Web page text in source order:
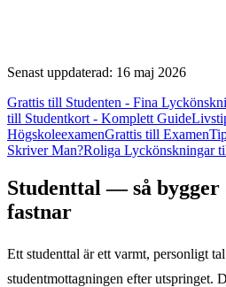
Senast uppdaterad: 16 maj 2026
Grattis till Studenten - Fina
till Studentkort - Komplett Guide
HögskoleexamenGrattis till Examen
Skriver Man?Roliga Lyckönskningar
Studenttal — så bygger
fastnar
Ett studenttal är ett varmt, personligt
studentmottagningen efter utspringet.